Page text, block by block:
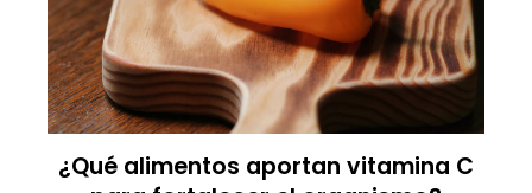
¿Qué alimentos aportan vitamina C